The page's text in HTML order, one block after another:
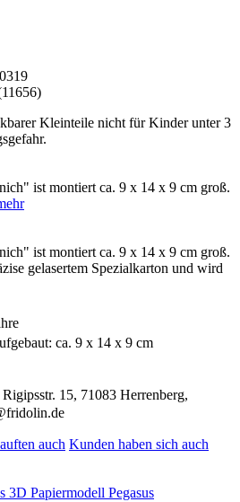
Kleinteile nicht für Kinder unter 3
ist montiert ca. 9 x 14 x 9 cm groß.
ist montiert ca. 9 x 14 x 9 cm groß.
gelasertem Spezialkarton und wird
ca. 9 x 14 x 9 cm
15, 71083 Herrenberg,
auch Kunden haben sich auch
3D Papiermodell Pegasus